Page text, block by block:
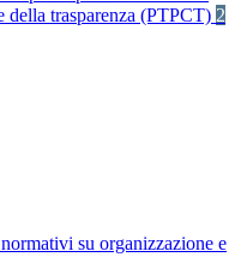
della trasparenza (PTPCT) 2
su organizzazione e